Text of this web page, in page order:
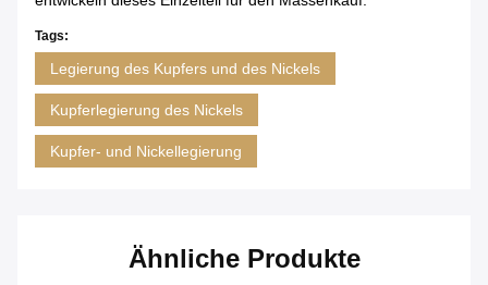
Tags:
Legierung des Kupfers und des Nickels
Kupferlegierung des Nickels
Kupfer- und Nickellegierung
Ähnliche Produkte